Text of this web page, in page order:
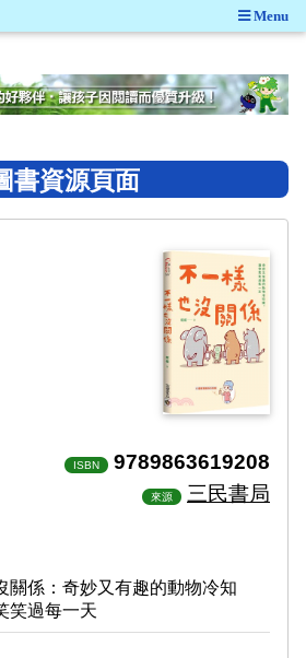
Menu
書資源頁面
ISBN 9789863619208
來源 三民書局
關係：奇妙又有趣的動物冷知
笑過每一天